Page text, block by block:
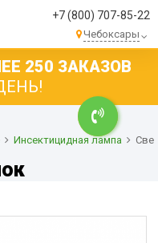
+7 (800) 707-85-22
Чебоксары
250 ЗАКАЗОВ
Инсектицидная лампа